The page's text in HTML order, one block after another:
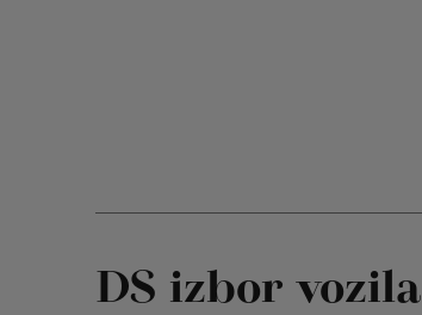
DS izbor vozila